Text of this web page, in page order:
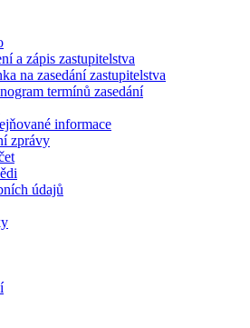
a zápis zastupitelstva
na zasedání zastupitelstva
termínů zasedání
informace
zprávy
údajů